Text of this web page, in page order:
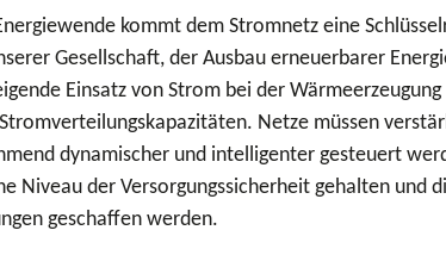
kommt dem Stromnetz eine
Gesellschaft, der Ausbau erneuerbarer
Einsatz von Strom bei der Wärmeerzeugung
Netze müssen
dynamischer und intelligenter gesteuert
Niveau der Versorgungssicherheit gehalten und
geschaffen werden.